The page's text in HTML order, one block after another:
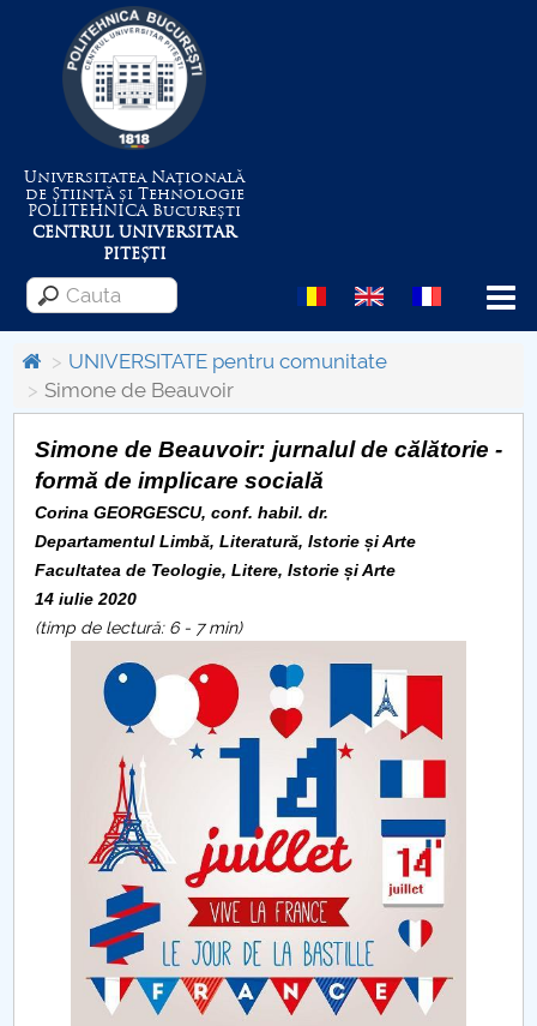
Universitatea Națională
de Știință și Tehnologie
POLITEHNICABucurești
CENTRUL UNIVERSITAR
PITEȘTI
Menu
Despre Universitate
Centrul de Management al Proiectelor
Consiliul de Administratie
Nr. de telefon si adrese Facultăți
Români de pretutindeni - ADMITERE
Ghiduri pentru STUDENȚI
Relații Publice
UNIVERSITATE pentru comunitate
Simone de Beauvoir
Simone de Beauvoir: jurnalul de călătorie -
formă de implicare socială
Corina GEORGESCU, conf. habil. dr.
Departamentul Limbă, Literatură, Istorie și Arte
Facultatea de Teologie, Litere, Istorie și Arte
14 iulie 2020
(timp de lectură: 6 - 7 min)